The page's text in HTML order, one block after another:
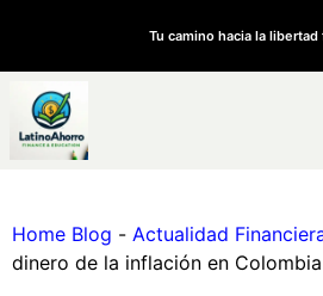
Tu camino hacia la
Home Blog - Actualidad
dinero de la inflación en Colombia